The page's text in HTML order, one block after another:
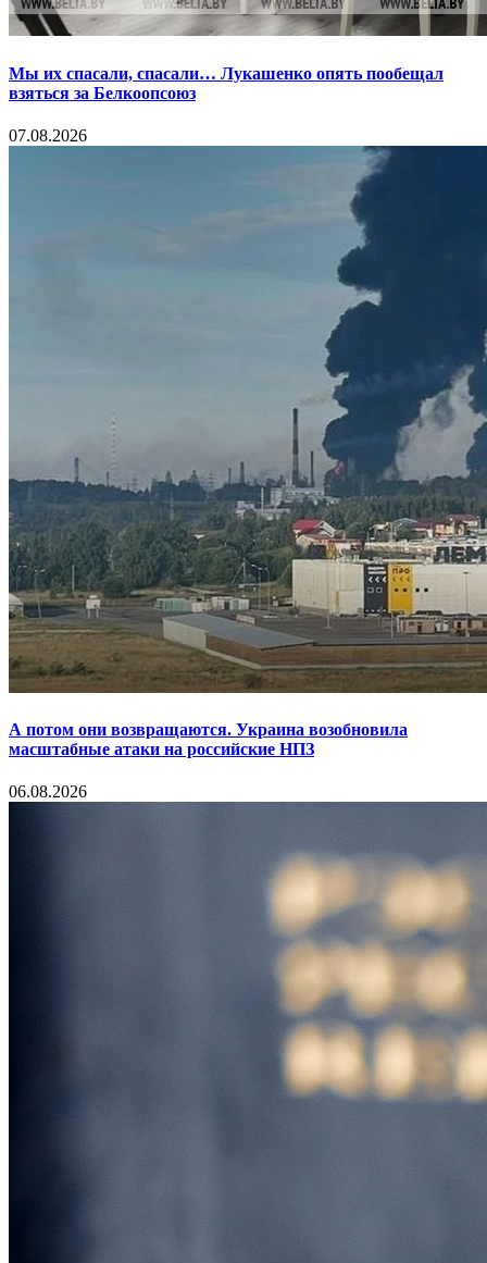
Мы их спасали, спасали… Лукашенко опять пообещал
взяться за Белкоопсоюз
07.08.2026
А потом они возвращаются. Украина возобновила
масштабные атаки на российские НПЗ
06.08.2026